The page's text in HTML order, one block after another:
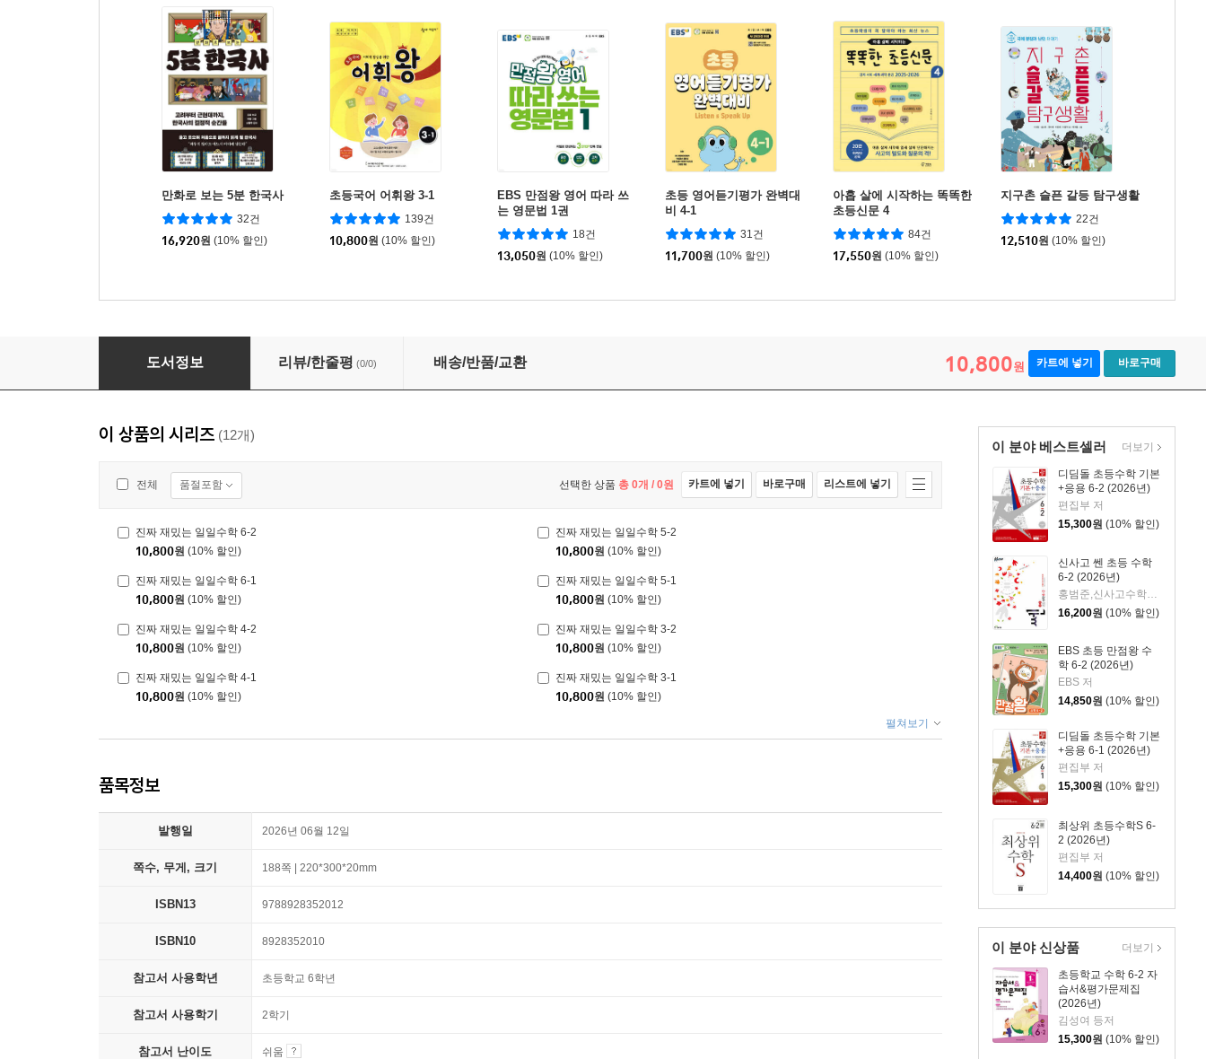
만화로 보는 5분 한국사
32건
16,920원 (10% 할인)
초등국어 어휘왕 3-1
139건
10,800원 (10% 할인)
EBS 만점왕 영어 따라 쓰
는 영문법 1권
18건
13,050원 (10% 할인)
초등 영어듣기평가 완벽대
비 4-1
31건
11,700원 (10% 할인)
아홉 살에 시작하는 똑똑한
초등신문 4
84건
17,550원 (10% 할인)
지구촌 슬픈 갈등 탐구생활
22건
12,510원 (10% 할인)
진짜 재밌는 일일수학 6-2
도서정보 리뷰/한줄평 (0/0) 배송/반품/교환 10,800원 카트에 넣기 바로구매
이 분야 베스트셀러
디딤돌 초등수학 기본
+응용 6-2 (2026년)
편집부 저
15,300원 (10% 할인)
신사고 쎈 초등 수학
6-2 (2026년)
홍범준,신사고수학콘텐츠연구회 공저
16,200원 (10% 할인)
EBS 초등 만점왕 수
학 6-2 (2026년)
EBS 저
14,850원 (10% 할인)
디딤돌 초등수학 기본
+응용 6-1 (2026년)
편집부 저
15,300원 (10% 할인)
최상위 초등수학S 6-
2 (2026년)
편집부 저
14,400원 (10% 할인)
더보기
이 분야 신상품
초등학교 수학 6-2 자
습서&평가문제집
(2026년)
김성여 등저
15,300원 (10% 할인)
더보기
이 상품의 시리즈 (12개)
전체 품절포함 선택한 상품 총 0개 / 0원 카트에 넣기 바로구매 리스트에 넣기
진짜 재밌는 일일수학 6-2
10,800원 (10% 할인)
진짜 재밌는 일일수학 5-2
10,800원 (10% 할인)
진짜 재밌는 일일수학 6-1
10,800원 (10% 할인)
진짜 재밌는 일일수학 5-1
10,800원 (10% 할인)
진짜 재밌는 일일수학 4-2
10,800원 (10% 할인)
진짜 재밌는 일일수학 3-2
10,800원 (10% 할인)
진짜 재밌는 일일수학 4-1
10,800원 (10% 할인)
진짜 재밌는 일일수학 3-1
10,800원 (10% 할인)
펼쳐보기
품목정보
발행일 2026년 06월 12일
쪽수, 무게, 크기 188쪽 | 220*300*20mm
ISBN13 9788928352012
ISBN10 8928352010
참고서 사용학년 초등학교 6학년
참고서 사용학기 2학기
참고서 난이도 쉬움